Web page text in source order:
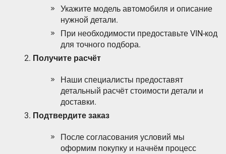
Укажите модель автомобиля и описание
нужной детали.
При необходимости предоставьте VIN-код
для точного подбора.
Получите расчёт
Наши специалисты предоставят
детальный расчёт стоимости детали и
доставки.
Подтвердите заказ
После согласования условий мы
оформим покупку и начнём процесс